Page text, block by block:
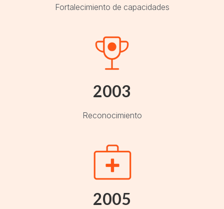
Fortalecimiento de capacidades
2003
Reconocimiento
2005